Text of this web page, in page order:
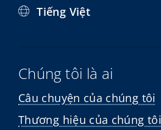
Tiếng Việt
Chúng tôi là ai
Câu chuyện của chúng tôi
Thương hiệu của chúng tôi